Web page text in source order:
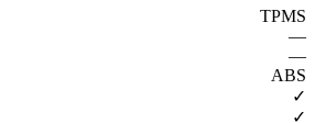
TPMS
—
—
ABS
✓
✓